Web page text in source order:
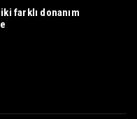
farklı donanım